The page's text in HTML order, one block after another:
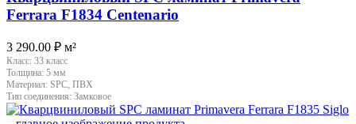
Ferrara F1834 Centenario
3 290.00 ₽ м²
Класс: 33 класс
Толщина: 5 мм
Материал: SPC, ПВХ
Тип соединения: Замковое